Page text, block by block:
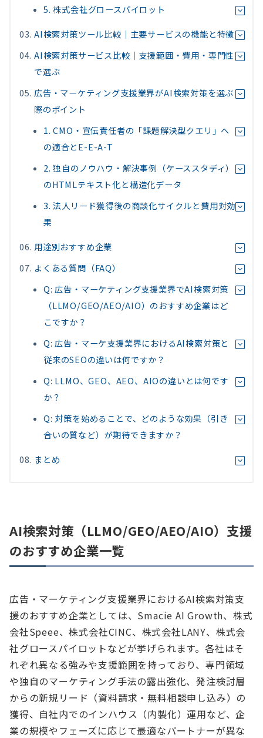
5. 株式会社グロースパイロット
AI検索対策ツール比較｜主要サービスの機能と特徴
AI検索対策サービス比較｜支援範囲・費用・専門性
で選ぶ
広告・マーケティング支援業界がAI検索対策を選ぶ
際のポイント
1. CMO・宣伝責任者の「課題解決型クエリ」へ
の適合とE-E-A-T
2. 独自のノウハウ・解決事例（ケーススタディ）
のHTMLテキスト化と構造化データ
3. 法人リード獲得後の商談化サイクルと費用対効
果
用途別おすすめ企業
よくある質問（FAQ）
Q: 広告・マーケティング支援業界でAI検索対策
（LLMO/GEO/AEO/AIO）のおすすめ企業はど
こですか？
Q: 広告・マーケ支援業界におけるAI検索対策と
従来のSEOの違いは何ですか？
Q: LLMO、GEO、AEO、AIOの違いとは何です
か？
Q: 対策を始めることで、どのような効果（引き
合いの質など）が期待できますか？
まとめ
AI検索対策（LLMO/GEO/AEO/AIO）支援
のおすすめ企業一覧
広告・マーケティング支援業界におけるAI検索対策支
援のおすすめ企業としては、Smacie AI Growth、株式
会社Speee、株式会社CINC、株式会社LANY、株式会
社グロースパイロットなどが挙げられます。各社はそ
れぞれ異なる強みや支援範囲を持っており、専門領域
や独自のマーケティング手法の露出強化、発注検討層
からの新規リード（資料請求・無料相談申し込み）の
獲得、自社内でのインハウス（内製化）運用など、企
業の規模やフェーズに応じて最適なパートナーが異な